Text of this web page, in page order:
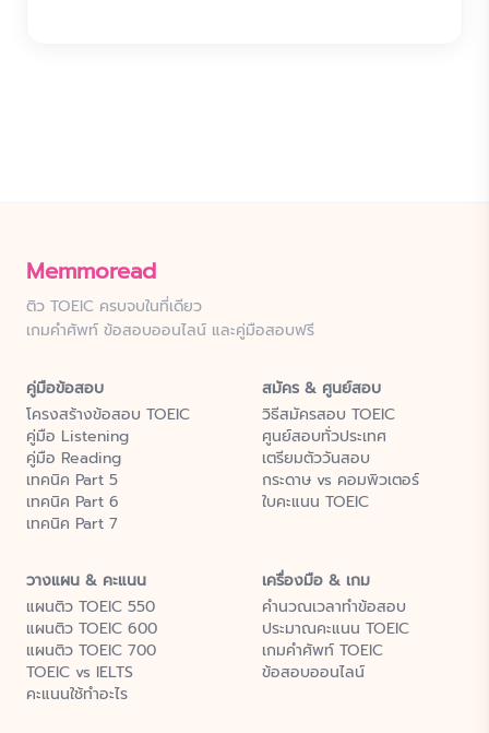
Memmoread
ติว TOEIC ครบจบในที่เดียว
เกมคำศัพท์ ข้อสอบออนไลน์ และคู่มือสอบฟรี
คู่มือข้อสอบ
โครงสร้างข้อสอบ TOEIC
คู่มือ Listening
คู่มือ Reading
เทคนิค Part 5
เทคนิค Part 6
เทคนิค Part 7
สมัคร & ศูนย์สอบ
วิธีสมัครสอบ TOEIC
ศูนย์สอบทั่วประเทศ
เตรียมตัววันสอบ
กระดาษ vs คอมพิวเตอร์
ใบคะแนน TOEIC
วางแผน & คะแนน
แผนติว TOEIC 550
แผนติว TOEIC 600
แผนติว TOEIC 700
TOEIC vs IELTS
คะแนนใช้ทำอะไร
เครื่องมือ & เกม
คำนวณเวลาทำข้อสอบ
ประมาณคะแนน TOEIC
เกมคำศัพท์ TOEIC
ข้อสอบออนไลน์